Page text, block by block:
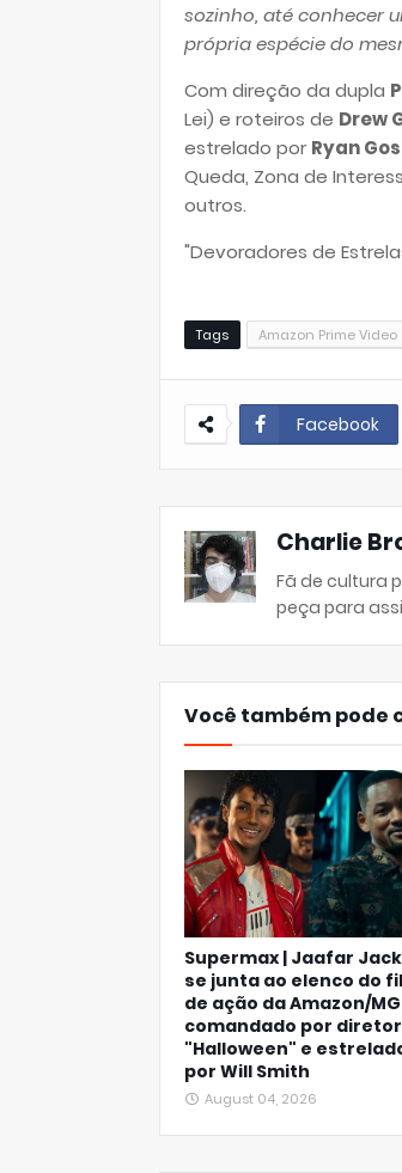
sozinho, até conhecer
própria espécie do
Com direção da dupla
Lei) e roteiros de Drew
estrelado por Ryan
Queda, Zona de
outros.
"Devoradores de
Tags Amazon Prime Video
Facebook
Charlie
Fã de cultura
peça para
Você também pode
Supermax | Jaafar
se junta ao elenco do
de ação da Amazon/
comandado por
"Halloween" e
por Will Smith
August 04, 2026